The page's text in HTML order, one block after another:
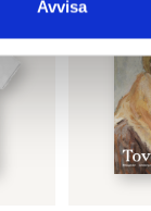
Avvisa